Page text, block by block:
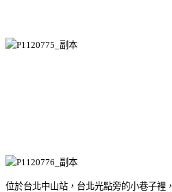
位於台北中山站，台北光點旁的小巷子裡，